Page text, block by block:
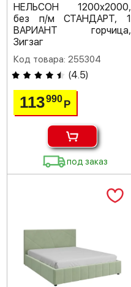
НЕЛЬСОН 1200х2000,
без п/м СТАНДАРТ, 1
ВАРИАНТ горчица,
Зигзаг
Код товара: 255304
(4.5)
113990Р
под заказ